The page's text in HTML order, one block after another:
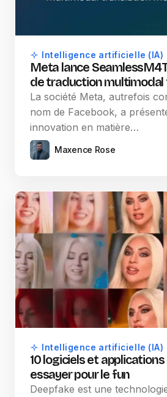
Intelligence artificielle (IA)
Meta lance
de traduction
La société Meta, autrefois
nom de Facebook, a
innovation en matière…
Maxence Rose
Intelligence artificielle (IA)
10 logiciels et
essayer pour le fun
Deepfake est une